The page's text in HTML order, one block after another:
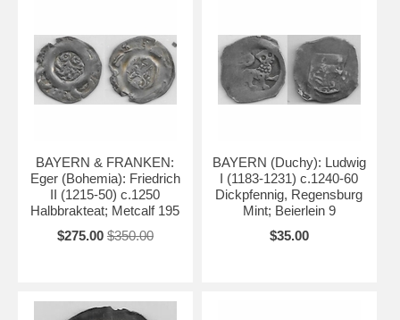
BAYERN & FRANKEN:
Eger (Bohemia): Friedrich
II (1215-50) c.1250
Halbbrakteat; Metcalf 195
$275.00 $350.00
BAYERN (Duchy): Ludwig
I (1183-1231) c.1240-60
Dickpfennig, Regensburg
Mint; Beierlein 9
$35.00